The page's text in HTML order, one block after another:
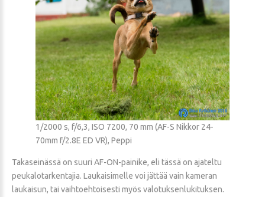
1/2000 s, f/6,3, ISO 7200, 70 mm (AF-S Nikkor 24-
70mm f/2.8E ED VR), Peppi
Takaseinässä on suuri AF-ON-painike, eli tässä on ajateltu
peukalotarkentajia. Laukaisimelle voi jättää vain kameran
laukaisun, tai vaihtoehtoisesti myös valotuksenlukituksen.